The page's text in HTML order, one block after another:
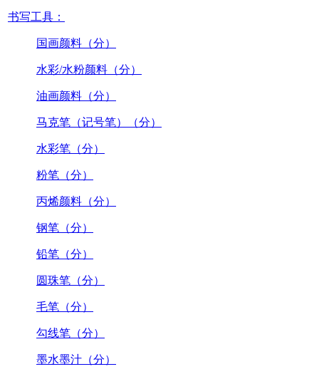
书写工具：
国画颜料（分）
水彩/水粉颜料（分）
油画颜料（分）
马克笔（记号笔）（分）
水彩笔（分）
粉笔（分）
丙烯颜料（分）
钢笔（分）
铅笔（分）
圆珠笔（分）
毛笔（分）
勾线笔（分）
墨水墨汁（分）